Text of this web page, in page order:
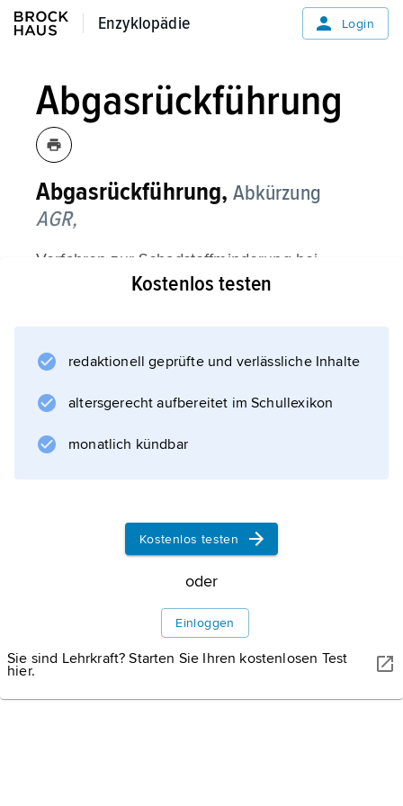
Enzyklopädie
Enzyklopädie Login
Abgasrückführung
Abgasrückführung, Abkürzung
AGR,
Verfahren zur Schadstoffminderung bei
Verbrennungsmotoren. Dafür wird ein Teil der
dadurch die Verbrennungshöchsttemperatur
verringert. Die Abgasrückführung ist für Pkw
Grenzwerte einzuhalten; bei Dieselmotoren
Kostenlos testen
redaktionell geprüfte und verlässliche Inhalte
altersgerecht aufbereitet im Schullexikon
monatlich kündbar
Kostenlos testen
oder
Einloggen
Sie sind Lehrkraft? Starten Sie Ihren kostenlosen Test
hier.